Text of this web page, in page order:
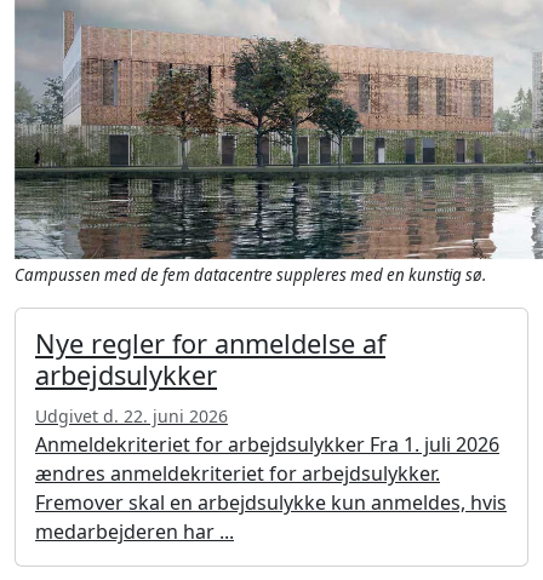
Campussen med de fem datacentre suppleres med en kunstig sø.
Nye regler for anmeldelse af
arbejdsulykker
Udgivet d. 22. juni 2026
Anmeldekriteriet for arbejdsulykker Fra 1. juli 2026
ændres anmeldekriteriet for arbejdsulykker.
Fremover skal en arbejdsulykke kun anmeldes, hvis
medarbejderen har ...